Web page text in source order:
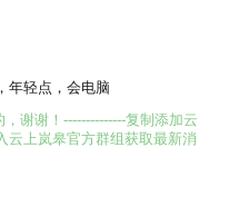
年轻点，会电脑
谢谢！--------------复制添加云
云上岚皋官方群组获取最新消